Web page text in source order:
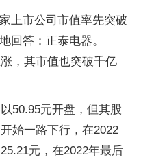
上市公司市值率先突破
回答：正泰电器。
，其市值也突破千亿
50.95元开盘，但其股
始一路下行，在2022
元，在2022年最后